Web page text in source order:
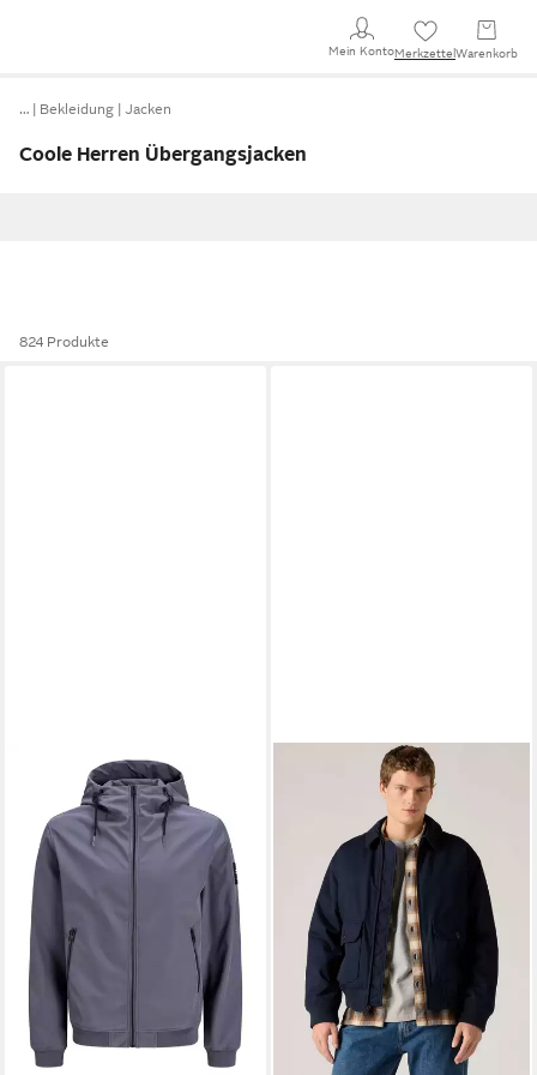
Mein KontoMerkzettel Warenkorb
… Bekleidung Jacken
Coole Herren Übergangsjacken
824 Produkte